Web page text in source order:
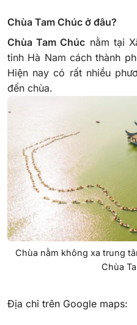
Chùa Tam Chúc ở đâu?
Chùa Tam Chúc nằm tại
tỉnh Hà Nam cách thành
Hiện nay có rất nhiều
đến chùa.
Chùa nằm không xa trung
Chùa
Địa chỉ trên Google maps: